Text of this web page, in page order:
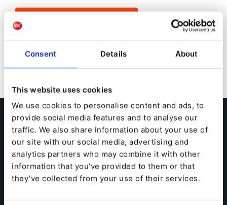
Consent Details About
This website uses cookies
We use cookies to personalise content and ads, to
provide social media features and to analyse our
traffic. We also share information about your use of
our site with our social media, advertising and
analytics partners who may combine it with other
information that you’ve provided to them or that
they’ve collected from your use of their services.
Agenda & Accessibilité
Programme du 1er octobre
prochain